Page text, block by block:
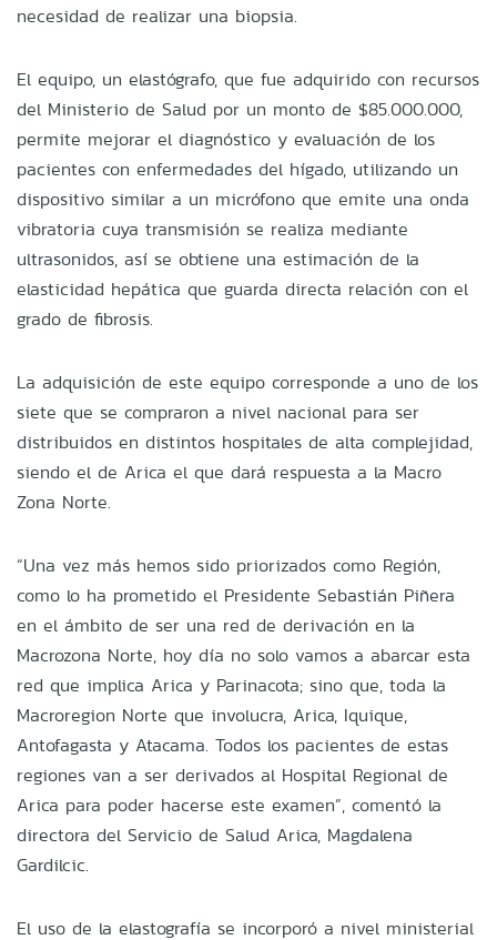
necesidad de realizar una biopsia.
El equipo, un elastógrafo, que fue adquirido con recursos
del Ministerio de Salud por un monto de $85.000.000,
permite mejorar el diagnóstico y evaluación de los
pacientes con enfermedades del hígado, utilizando un
dispositivo similar a un micrófono que emite una onda
vibratoria cuya transmisión se realiza mediante
ultrasonidos, así se obtiene una estimación de la
elasticidad hepática que guarda directa relación con el
grado de fibrosis.
La adquisición de este equipo corresponde a uno de los
siete que se compraron a nivel nacional para ser
distribuidos en distintos hospitales de alta complejidad,
siendo el de Arica el que dará respuesta a la Macro
Zona Norte.
“Una vez más hemos sido priorizados como Región,
como lo ha prometido el Presidente Sebastián Piñera
en el ámbito de ser una red de derivación en la
Macrozona Norte, hoy día no solo vamos a abarcar esta
red que implica Arica y Parinacota; sino que, toda la
Macroregion Norte que involucra, Arica, Iquique,
Antofagasta y Atacama. Todos los pacientes de estas
regiones van a ser derivados al Hospital Regional de
Arica para poder hacerse este examen”, comentó la
directora del Servicio de Salud Arica, Magdalena
Gardilcic.
El uso de la elastografía se incorporó a nivel ministerial